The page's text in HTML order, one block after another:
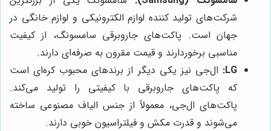
شرکت‌های تولید کننده لوازم الکترونیکی و لوازم خانگی در
جهان است. پاکت‌های جاروبرقی سامسونگ، از کیفیت
مناسبی برخوردارند و قیمت مقرون به صرفه‌ای دارند.
LG: ال‌جی نیز یکی دیگر از برندهای محبوب کره‌ای است
که پاکت‌های جاروبرقی با کیفیتی را تولید می‌کند.
پاکت‌های ال‌جی، معمولاً از جنس الیاف مصنوعی ساخته
می‌شوند و قدرت مکش و فیلتراسیون خوبی دارند.